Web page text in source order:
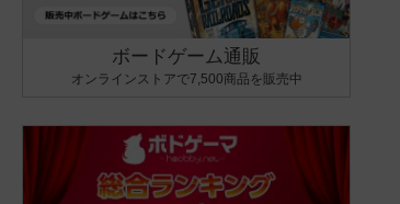
ボードゲーム通販
オンラインストアで7,500商品を販売中